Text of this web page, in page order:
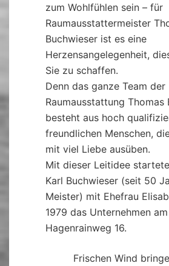
zum Wohlfühlen sein – für
Raumausstattermeister
Buchwieser ist es eine
Herzensangelegenheit,
Sie zu schaffen.
Denn das ganze Team der
Raumausstattung Thomas
besteht aus hoch
freundlichen Menschen,
mit viel Liebe ausüben.
Mit dieser Leitidee
Karl Buchwieser (seit 50
Meister) mit Ehefrau
1979 das Unternehmen am
Hagenrainweg 16.
Frischen Wind